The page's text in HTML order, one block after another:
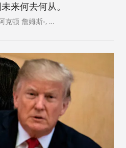
来何去何从。
克顿 詹姆斯•, …